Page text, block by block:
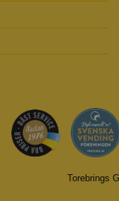
Torebrings